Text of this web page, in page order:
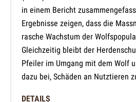
in einem Bericht
Ergebnisse zeigen, dass die
rasche Wachstum der
Gleichzeitig bleibt der
Pfeiler im Umgang mit dem Wolf
dazu bei, Schäden an Nutztieren
DETAILS